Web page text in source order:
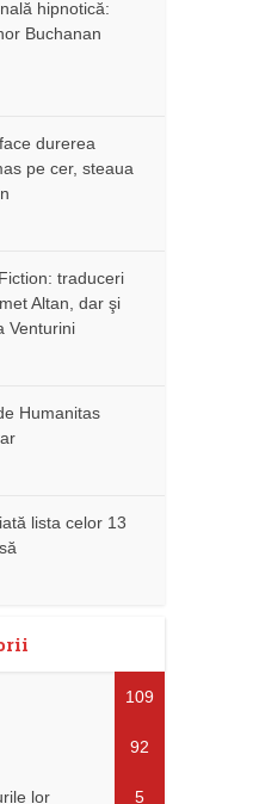
hipnotică:
Buchanan
durerea
pe cer, steaua
traduceri
Altan, dar şi
Venturini
Humanitas
lista celor 13
109
92
lor 5